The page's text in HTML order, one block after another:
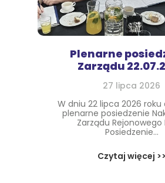
Plenarne
Zarządu
27 lipca 2026
W dniu 22 lipca 2026 roku
plenarne posiedzenie
Zarządu Rejonowego
Posiedzenie...
Czytaj więcej >>